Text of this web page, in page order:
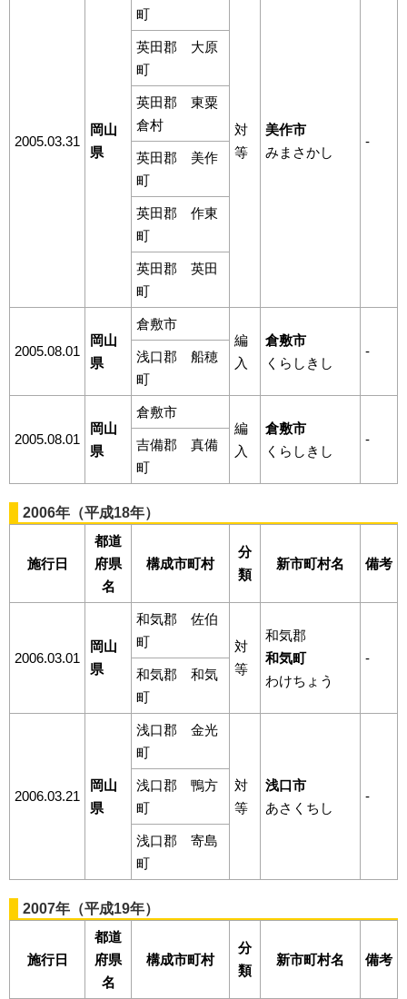
2005.03.31
岡山
県
町
対
等
美作市
みまさかし
-
英田郡 大原
町
英田郡 東粟
倉村
英田郡 美作
町
英田郡 作東
町
英田郡 英田
町
2005.08.01
岡山
県
倉敷市
編
入
倉敷市
くらしきし
-
浅口郡 船穂
町
2005.08.01
岡山
県
倉敷市
編
入
倉敷市
くらしきし
-
吉備郡 真備
町
2006年（平成18年）
施行日
都道
府県
名
構成市町村
分
類
新市町村名 備考
2006.03.01
岡山
県
和気郡 佐伯
町
対
等
和気郡
和気町
わけちょう
-
和気郡 和気
町
2006.03.21
岡山
県
浅口郡 金光
町
対
等
浅口市
あさくちし
-
浅口郡 鴨方
町
浅口郡 寄島
町
2007年（平成19年）
施行日
都道
府県
名
構成市町村
分
類
新市町村名 備考